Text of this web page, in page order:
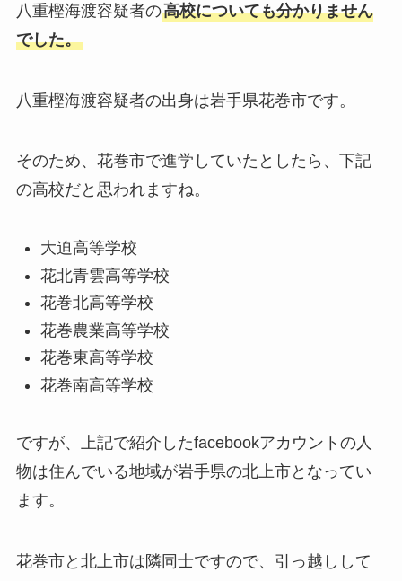
八重樫海渡容疑者の高校についても分かりません
でした。
八重樫海渡容疑者の出身は岩手県花巻市です。
そのため、花巻市で進学していたとしたら、下記
の高校だと思われますね。
大迫高等学校
花北青雲高等学校
花巻北高等学校
花巻農業高等学校
花巻東高等学校
花巻南高等学校
ですが、上記で紹介したfacebookアカウントの人
物は住んでいる地域が岩手県の北上市となってい
ます。
花巻市と北上市は隣同士ですので、引っ越しして